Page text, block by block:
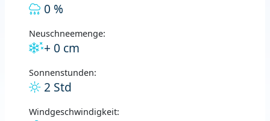
0 %
Neuschneemenge:
+ 0 cm
Sonnenstunden:
2 Std
Windgeschwindigkeit: